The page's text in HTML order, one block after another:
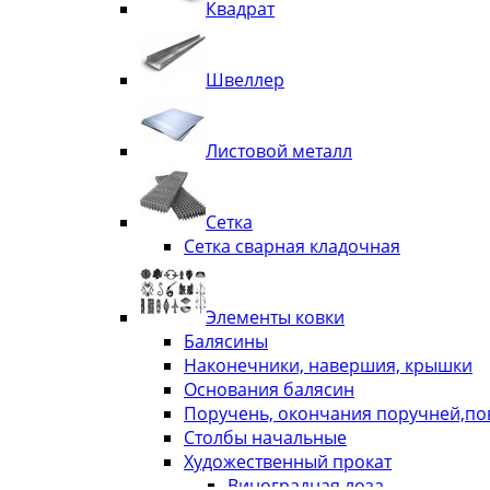
Квадрат
Швеллер
Листовой металл
Сетка
Сетка сварная кладочная
Элементы ковки
Балясины
Наконечники, навершия, крышки
Основания балясин
Поручень, окончания
Столбы начальные
Художественный прокат